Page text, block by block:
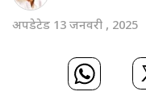
अपडेटेड 13 जनवरी , 2025